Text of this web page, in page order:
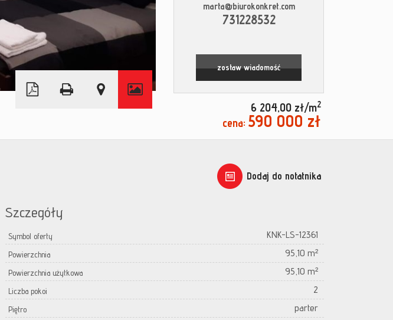
Leaflet|© MapTiler ©OpenStreetMap contributors
marta@biurokonkret.com
731228532
zostaw wiadomość
6 204,00 zł/m2
cena: 590 000 zł
Dodaj do notatnika
Szczegóły
Symbol oferty KNK-LS-12361
Powierzchnia 95,10 m²
Powierzchnia użytkowa 95,10 m²
Liczba pokoi 2
Piętro parter